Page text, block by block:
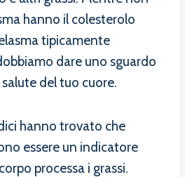
hanno il colesterolo
tipicamente
dare uno sguardo
del tuo cuore.
hanno trovato che
essere un indicatore
processa i grassi.